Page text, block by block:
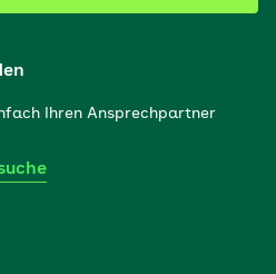
Ihren Ansprechpartner